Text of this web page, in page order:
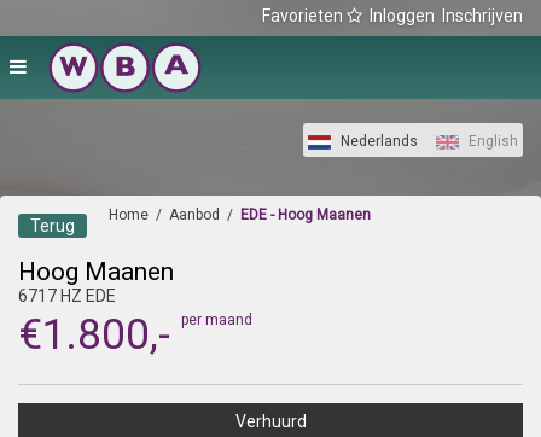
Favorieten Inloggen Inschrijven
Nederlands English
Home / Aanbod / EDE - Hoog Maanen
Terug
Hoog Maanen
6717 HZ EDE
€1.800,- per maand
Verhuurd